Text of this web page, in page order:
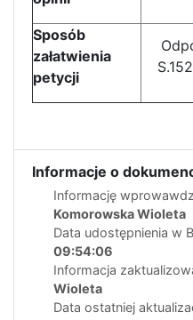
Sposób
załatwienia
petycji
Informacje o
Informację
Komorowska Wioleta
Data udostępnienia w
09:54:06
Informacja
Wioleta
Data ostatniej